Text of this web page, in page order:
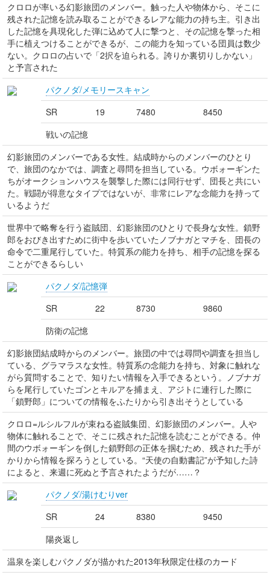
クロロが率いる幻影旅団のメンバー。触った人や物体から、そこに
残された記憶を読み取ることができるレアな能力の持ち主。引き出
した記憶を具現化した弾に込めて人に撃つと、その記憶を撃った相
手に植えつけることができるが、この能力を知っている団員は数少
ない。クロロの占いで「2択を迫られる。誇りか裏切りしかない」
と予言された
パクノダ/メモリースキャン
SR
19 7480
8450
戦いの記憶
幻影旅団のメンバーである女性。結成時からのメンバーのひとり
で、旅団のなかでは、調査と尋問を担当している。ウボォーギンた
ちがオークションハウスを襲撃した際には同行せず、団長と共にい
た。戦闘が得意なタイプではないが、非常にレアな念能力を持って
いるようだ
世界中で略奪を行う盗賊団、幻影旅団のひとりで長身な女性。鎖野
郎をおびき出すために街中を歩いていたノブナガとマチを、団長の
命令で二重尾行していた。特質系の能力を持ち、相手の記憶を探る
ことができるらしい
パクノダ/記憶弾
SR
22 8730
9860
防衛の記憶
幻影旅団結成時からのメンバー。旅団の中では尋問や調査を担当し
ている、グラマラスな女性。特質系の念能力を持ち、対象に触れな
がら質問することで、知りたい情報を入手できるという。ノブナガ
らを尾行していたゴンとキルアを捕まえ、アジトに連行した際に
「鎖野郎」についての情報をふたりから引き出そうとしている
クロロ=ルシルフルが束ねる盗賊集団、幻影旅団のメンバー。人や
物体に触れることで、そこに残された記憶を読むことができる。仲
間のウボォーギンを倒した鎖野郎の正体を掴むため、残された手が
かりから情報を探ろうとしている。“天使の自動書記”が予知した詩
によると、来週に死ぬと予言されたようだが……？
パクノダ/湯けむりver
SR
24 8380
9450
陽炎返し
温泉を楽しむパクノダが描かれた2013年秋限定仕様のカード